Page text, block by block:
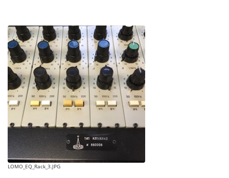
LOMO_EQ_Rack_3.JPG